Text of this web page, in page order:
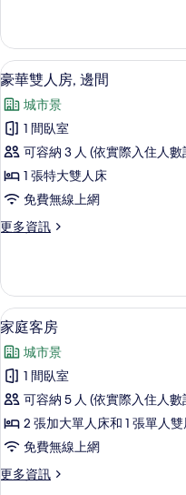
相
片
雙
床
房
詳
情
顯
示
豪
華
雙
人
房,
邊
的
所
有
相
片
14
豪華雙人房, 邊間
城市景
1 間臥室
可容納 3 人 (依實際入住人數
1 張特大雙人床
免費無線上網
更多資訊
更
雙
人
房,
邊
間
的
情
顯
示
家
庭
客
房
的
所
18
家庭客房
城市景
1 間臥室
可容納 5 人 (依實際入住人數
2 張加大單人床和 1 張單人
免費無線上網
更多資訊
更